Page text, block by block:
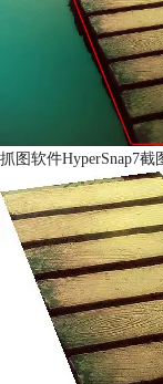
抓图软件HyperSnap7截